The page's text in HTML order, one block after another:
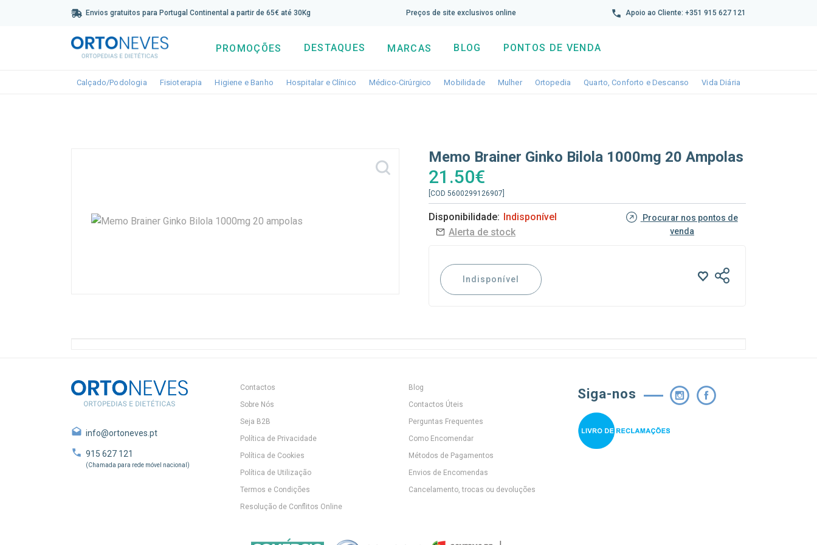
Envios gratuitos para Portugal Continental a partir de 65€ até 30Kg Preços de site exclusivos online Apoio ao Cliente: +351 915 627 121
PROMOÇÕES DESTAQUES MARCAS BLOG PONTOS DE VENDA
Calçado/Podologia Toggle dropdown
Fisioterapia Toggle dropdown
Higiene e Banho Toggle dropdown
Hospitalar e Clínico Toggle dropdown
Médico-Cirúrgico Toggle dropdown
Mobilidade Toggle dropdown
Mulher Toggle dropdown
Ortopedia Toggle dropdown
Quarto, Conforto e Descanso Toggle dropdown
Vida Diária
Subscreva aqui a nossa newsletter e tenha 5% de desconto direto
Memo Brainer Ginko Bilola 1000mg 20 Ampolas
21.50€
[COD 5600299126907]
Disponibilidade: Indisponível
Alerta de stock
venda
Indisponível
info@ortoneves.pt
915 627 121
(Chamada para rede móvel nacional)
Contactos
Sobre Nós
Seja B2B
Política de Privacidade
Política de Cookies
Política de Utilização
Termos e Condições
Resolução de Conflitos Online
Blog
Contactos Úteis
Perguntas Frequentes
Como Encomendar
Métodos de Pagamentos
Envios de Encomendas
Cancelamento, trocas ou devoluções
Siga-nos